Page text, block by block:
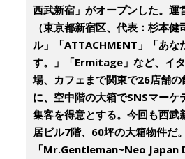
西武新宿」がオープンした。運
（東京都新宿区、代表：杉本
ル」「ATTACHMENT」「あな
す。」「Ermitage」など、イ
場、カフェまで関東で26店舗
に、空中階の大箱でSNSマーケ
集客を得意とする。今回も西武
居ビル7階、60坪の大箱物件だ
「Mr.Gentleman~Neo Japan